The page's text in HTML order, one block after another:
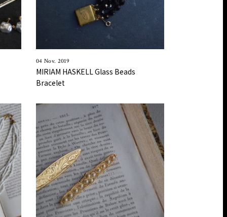
04 Nov. 2019
MIRIAM HASKELL Glass Beads
Bracelet